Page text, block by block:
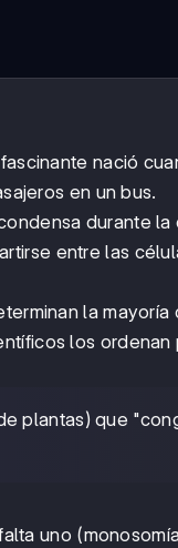
nació
en un bus.
durante la
entre las
la mayoría
los ordenan
plantas) que
uno